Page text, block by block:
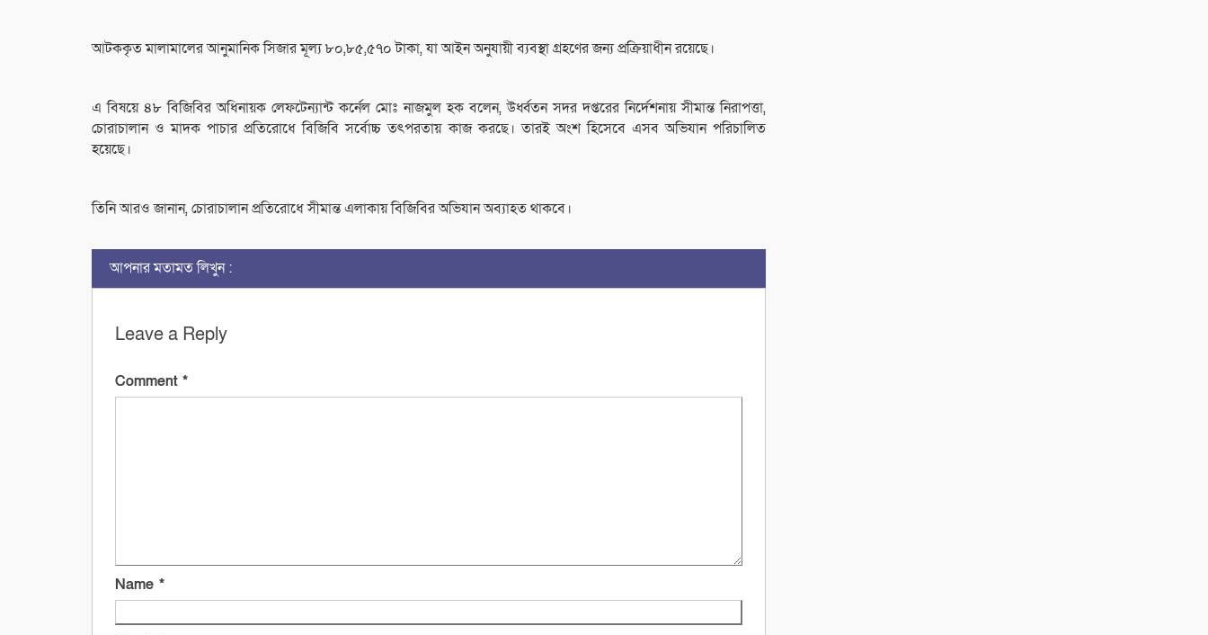
আটককৃত মালামালের আনুমানিক সিজার মূল্য ৮০,৮৫,৫৭০ টাকা, যা আইন অনুযায়ী ব্যবস্থা গ্রহণের জন্য প্রক্রিয়াধীন রয়েছে।
এ বিষয়ে ৪৮ বিজিবির অধিনায়ক লেফটেন্যান্ট কর্নেল মোঃ নাজমুল হক বলেন, উর্ধ্বতন সদর দপ্তরের নির্দেশনায় সীমান্ত নিরাপত্তা,
চোরাচালান ও মাদক পাচার প্রতিরোধে বিজিবি সর্বোচ্চ তৎপরতায় কাজ করছে। তারই অংশ হিসেবে এসব অভিযান পরিচালিত
হয়েছে।
তিনি আরও জানান, চোরাচালান প্রতিরোধে সীমান্ত এলাকায় বিজিবির অভিযান অব্যাহত থাকবে।
আপনার মতামত লিখুন :
Leave a Reply
Comment *
Name *